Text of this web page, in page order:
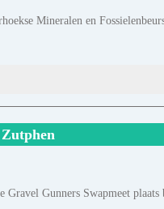
Mineralen en
Gunners Swapmeet